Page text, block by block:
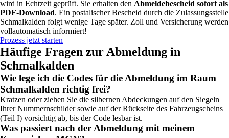
wird in Echtzeit geprüft. Sie erhalten den Abmeldebescheid sofort als
PDF-Download. Ein postalischer Bescheid durch die Zulassungsstelle
Schmalkalden folgt wenige Tage später. Zoll und Versicherung werden
vollautomatisch informiert!
Prozess jetzt starten
Häufige Fragen zur Abmeldung in
Schmalkalden
Wie lege ich die Codes für die Abmeldung im Raum
Schmalkalden richtig frei?
Kratzen oder ziehen Sie die silbernen Abdeckungen auf den Siegeln
Ihrer Nummernschilder sowie auf der Rückseite des Fahrzeugscheins
(Teil I) vorsichtig ab, bis der Code lesbar ist.
Was passiert nach der Abmeldung mit meinem